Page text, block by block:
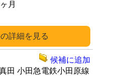
詳細
ヶ月
田 小田急電鉄小田原線
候補に追加